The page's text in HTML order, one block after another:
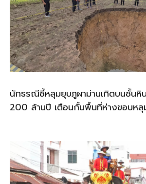
นักธรณีชี้หลุมยุบภูผาม่านเกิดบนชั้นหิ
200 ล้านปี เตือนกั้นพื้นที่ห่างขอบหลุ